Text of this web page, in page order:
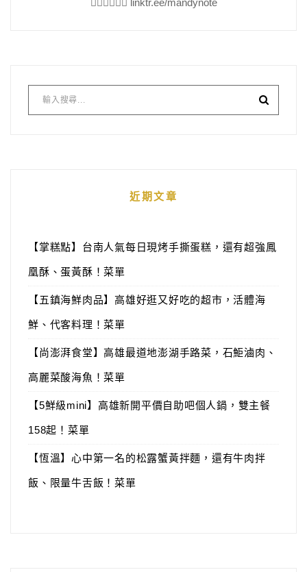
👇🏻👇🏻👇🏻 linktr.ee/mandynote
近期文章
【掌糕點】台南人氣每日現烤手撕蛋糕，還有超強鳳
凰酥、蛋黃酥！菜單
【五鎮海鮮肉品】高雄好逛又好吃的超市，活體海
鮮、代客料理！菜單
【尚澎湃食堂】高雄最道地澎湖手路菜，石鮔滷肉、
高麗菜酸海魚！菜單
【5鮮級mini】高雄新開平價自助吧個人鍋，雙主餐
158起！菜單
【恆溫】心中第一名的松露蟹黃拌麵，還有牛肉拌
飯、限量牛舌飯！菜單